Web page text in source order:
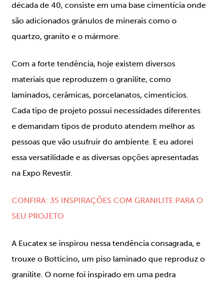
década de 40, consiste em uma base cimentícia onde
são adicionados grânulos de minerais como o
quartzo, granito e o mármore.
Com a forte tendência, hoje existem diversos
materiais que reproduzem o granilite, como
laminados, cerâmicas, porcelanatos, cimenticios.
Cada tipo de projeto possui necessidades diferentes
e demandam tipos de produto atendem melhor as
pessoas que vão usufruir do ambiente. E eu adorei
essa versatilidade e as diversas opções apresentadas
na Expo Revestir.
CONFIRA: 35 INSPIRAÇÕES COM GRANILITE PARA O
SEU PROJETO
A Eucatex se inspirou nessa tendência consagrada, e
trouxe o Botticino, um piso laminado que reproduz o
granilite. O nome foi inspirado em uma pedra